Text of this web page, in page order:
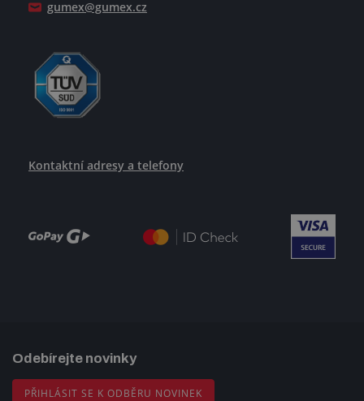
gumex@gumex.cz
Kontaktní adresy a telefony
Odebírejte novinky
PŘIHLÁSIT SE K ODBĚRU NOVINEK